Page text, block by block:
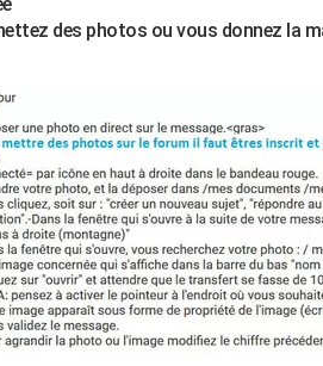
des photos ou vous donnez la